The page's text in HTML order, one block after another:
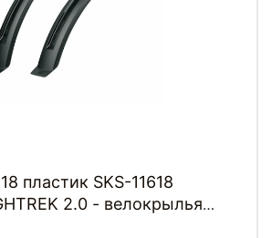
пластик SKS-11618
2.0 - велокрылья